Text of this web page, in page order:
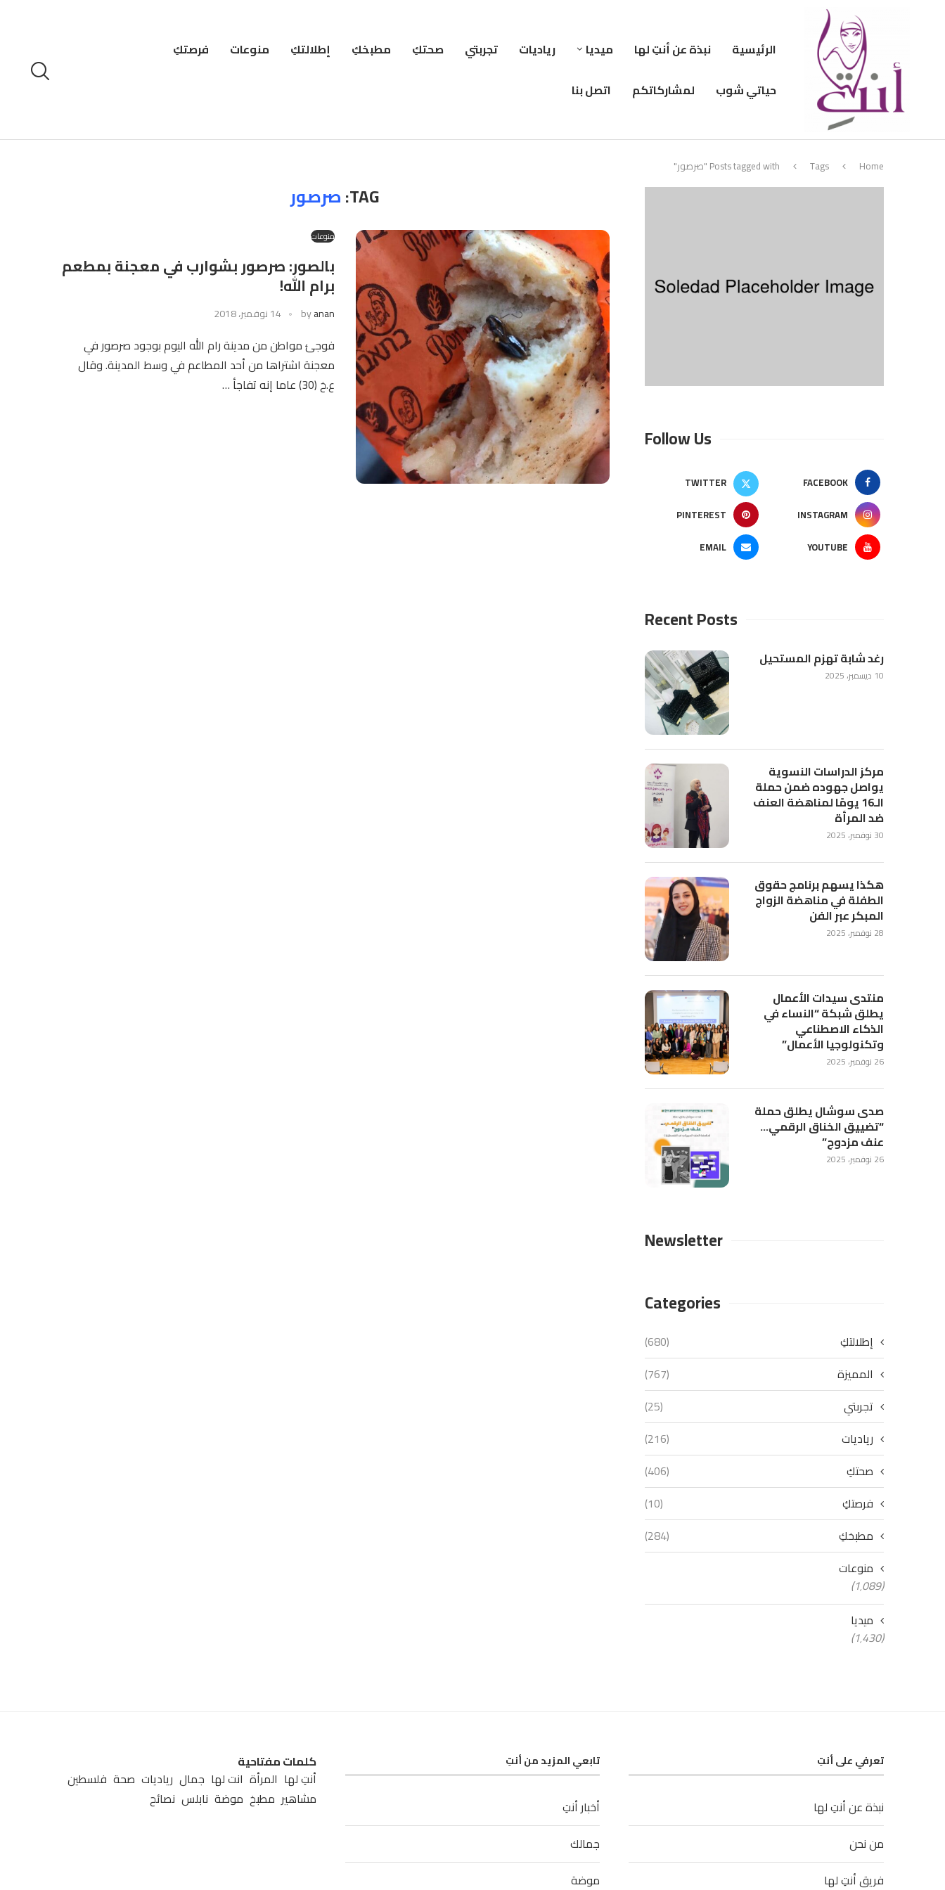
الرئيسية نبذة عن أنتِ لها ميديا رياديات تجربتي صحتكِ مطبخكِ إطلالتكِ منوعات
فرصتكِ
حياتي شوب
لمشاركاتكم اتصل بنا
Home
Tags Posts tagged with "صرصور"
TAG: صرصور
منوعات
بالصور: صرصور بشوارب في معجنة بمطعم
برام الله!
byanan 14 نوفمبر، 2018
فوجئ مواطن من مدينة رام الله اليوم بوجود صرصور في
معجنة اشتراها من أحد المطاعم في وسط المدينة. وقال
ع.خ (30) عاما إنه تفاجأ …
Follow Us
FACEBOOK
TWITTER
INSTAGRAM
PINTEREST
YOUTUBE
EMAIL
Recent Posts
رغد شابة تهزم المستحيل
10 ديسمبر، 2025
مركز الدراسات النسوية
يواصل جهوده ضمن حملة
الـ16 يومًا لمناهضة العنف
ضد المرأة
30 نوفمبر، 2025
هكذا يسهم برنامج حقوق
الطفلة في مناهضة الزواج
المبكر عبر الفن
28 نوفمبر، 2025
منتدى سيدات الأعمال
يطلق شبكة “النساء في
الذكاء الاصطناعي
وتكنولوجيا الأعمال”
26 نوفمبر، 2025
صدى سوشال يطلق حملة
“تضييق الخناق الرقمي…
عنف مزدوج”
26 نوفمبر، 2025
Newsletter
Categories
إطلالتكِ
(680)
المميزة
(767)
تجربتي
(25)
رياديات
(216)
صحتكِ
(406)
فرصتكِ
(10)
مطبخكِ
(284)
منوعات
(1٬089)
ميديا
(1٬430)
تعرفي على أنتِ
نبذة عن أنتِ لها
من نحن
فريق أنتِ لها
تابعي المزيد من أنتِ
أخبار أنتِ
جمالك
موضة
كلمات مفتاحية
أنتِ لها المرأة انت لها جمال رياديات صحة فلسطين
مشاهير مطبخ موضة نابلس نصائح